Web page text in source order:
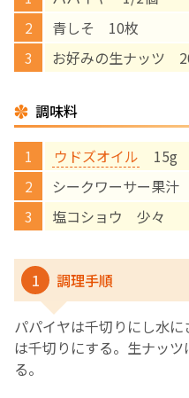
青しそ 10枚
お好みの生ナッツ
調味料
ウドズオイル 15g
シークワーサー果
塩コショウ 少々
1 調理手順
パパイヤは千切りにし水
は千切りにする。生ナッ
る。
‘さんルーム’ で
遠方にお住まいで当